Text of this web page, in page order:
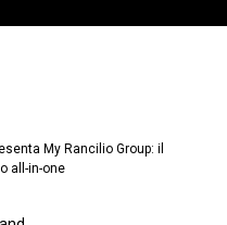
My Rancilio Group: il
all-in-one